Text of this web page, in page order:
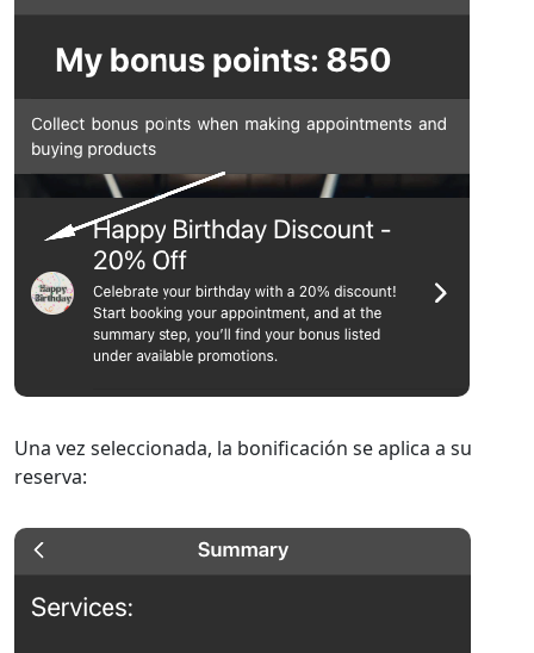
Una vez seleccionada, la bonificación se aplica a su
reserva: